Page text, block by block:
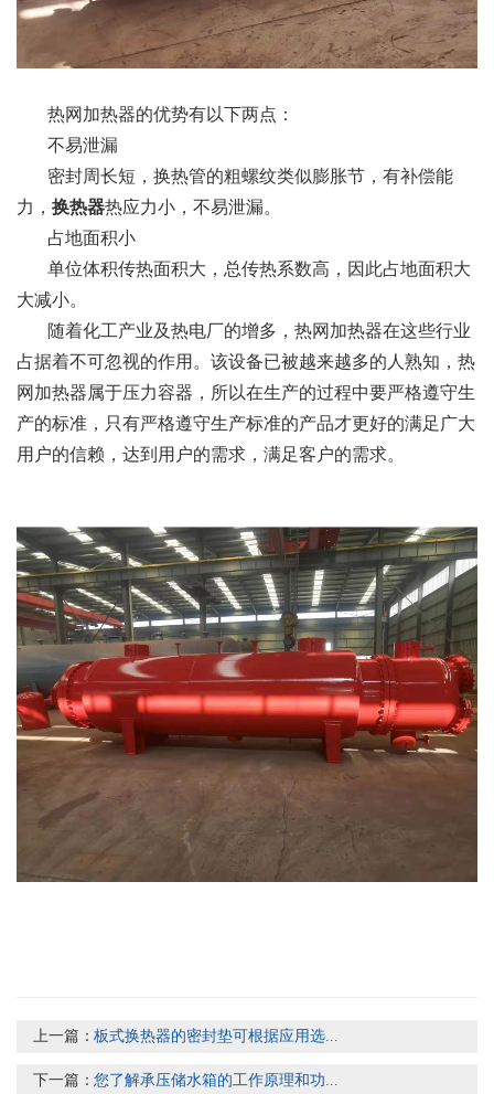
热网加热器的优势有以下两点：
不易泄漏
密封周长短，换热管的粗螺纹类似膨胀节，有补偿能
力， 换热器热应力小，不易泄漏。
占地面积小
单位体积传热面积大，总传热系数高，因此占地面积大
大减小。
随着化工产业及热电厂的增多，热网加热器在这些行业
占据着不可忽视的作用。该设备已被越来越多的人熟知，热
网加热器属于压力容器，所以在生产的过程中要严格遵守生
产的标准，只有严格遵守生产标准的产品才更好的满足广大
用户的信赖，达到用户的需求，满足客户的需求。
上一篇：板式换热器的密封垫可根据应用选...
下一篇：您了解承压储水箱的工作原理和功...